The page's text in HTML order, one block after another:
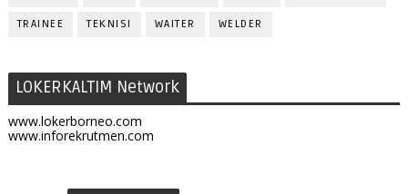
TRAINEE TEKNISI WAITER WELDER
LOKERKALTIM Network
www.lokerborneo.com
www.inforekrutmen.com